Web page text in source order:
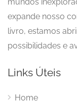
expande nosso
livro, estamos
possibilidades e
Links Úteis
Home